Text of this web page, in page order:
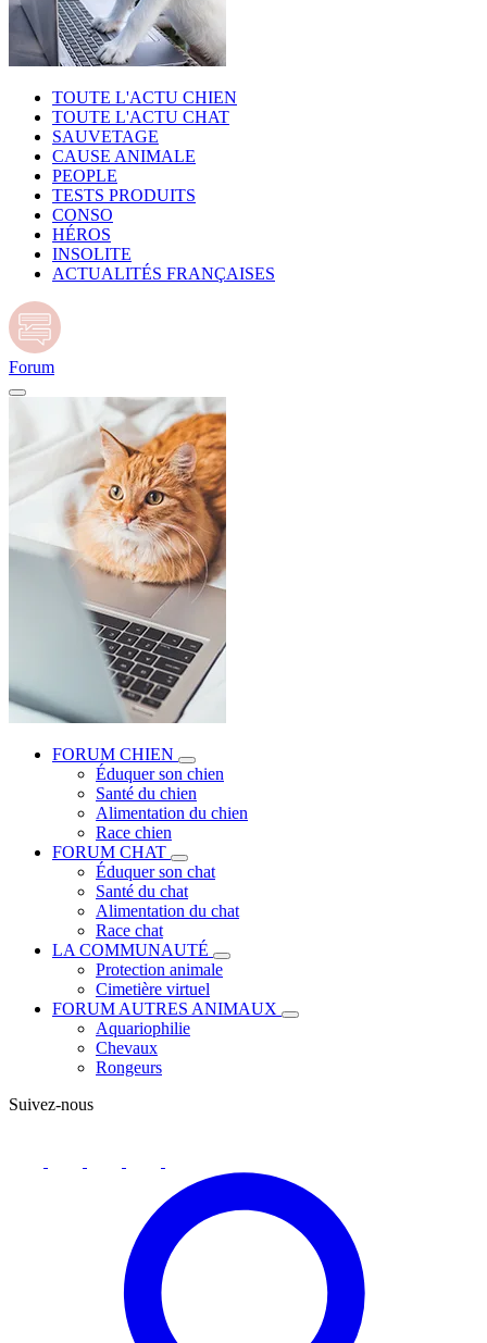
TOUTE L'ACTU CHIEN
TOUTE L'ACTU CHAT
SAUVETAGE
CAUSE ANIMALE
PEOPLE
TESTS PRODUITS
CONSO
HÉROS
INSOLITE
ACTUALITÉS FRANÇAISES
Forum
FORUM CHIEN
Éduquer son chien
Santé du chien
Alimentation du chien
Race chien
FORUM CHAT
Éduquer son chat
Santé du chat
Alimentation du chat
Race chat
LA COMMUNAUTÉ
Protection animale
Cimetière virtuel
FORUM AUTRES ANIMAUX
Aquariophilie
Chevaux
Rongeurs
Suivez-nous